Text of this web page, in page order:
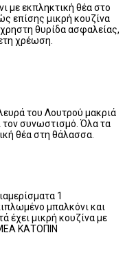
με εκπληκτική θέα στο
επίσης μικρή κουζίνα
θυρίδα ασφαλείας,
χρέωση.
του Λουτρού μακριά
τον συνωστισμό. Όλα τα
θέα στη θάλασσα.
1
μπαλκόνι και
έχει μικρή κουζίνα με
ΚΑΤΟΠΙΝ